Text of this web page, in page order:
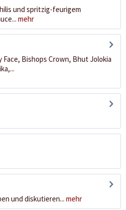
und spritzig-feurigem
mehr
Face, Bishops Crown, Bhut Jolokia
und diskutieren... mehr